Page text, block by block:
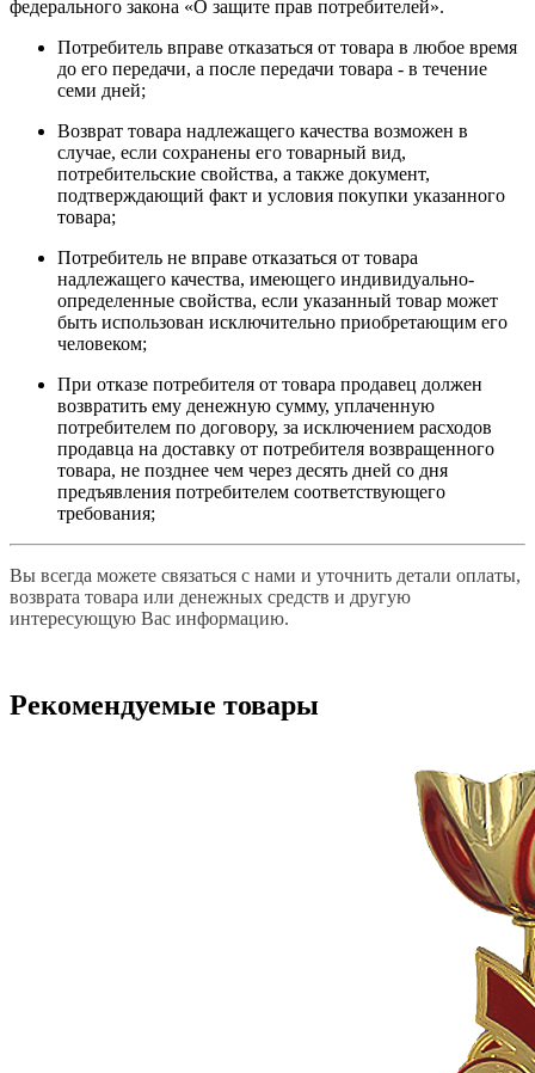
федерального закона «О защите прав потребителей».
Потребитель вправе отказаться от товара в любое время
до его передачи, а после передачи товара - в течение
семи дней;
Возврат товара надлежащего качества возможен в
случае, если сохранены его товарный вид,
потребительские свойства, а также документ,
подтверждающий факт и условия покупки указанного
товара;
Потребитель не вправе отказаться от товара
надлежащего качества, имеющего индивидуально-
определенные свойства, если указанный товар может
быть использован исключительно приобретающим его
человеком;
При отказе потребителя от товара продавец должен
возвратить ему денежную сумму, уплаченную
потребителем по договору, за исключением расходов
продавца на доставку от потребителя возвращенного
товара, не позднее чем через десять дней со дня
предъявления потребителем соответствующего
требования;
Вы всегда можете связаться с нами и уточнить детали оплаты,
возврата товара или денежных средств и другую
интересующую Вас информацию.
Рекомендуемые товары